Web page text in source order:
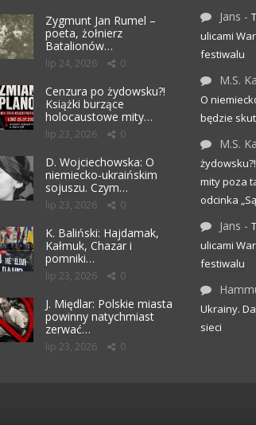
Zygmunt Jan Rumel –
poeta, żołnierz
Batalionów…
lip 24, 2026 0
Cenzura po żydowsku?!
Książki burzące
holocaustowe mity…
lip 23, 2026 0
D. Wojciechowska: O
niemiecko-ukraińskim
sojuszu. Czym…
lip 23, 2026 0
K. Baliński: Hajdamak,
Kałmuk, Chazar i
pomniki…
lip 23, 2026 0
J. Międlar: Polskie miasta
powinny natychmiast
zerwać…
lip 23, 2026 0
Jans -
ulicami
festiwalu
M.S.
O
będzie
M.S.
mity poza
odcinka
Jans -
ulicami
festiwalu
Ukrainy.
sieci